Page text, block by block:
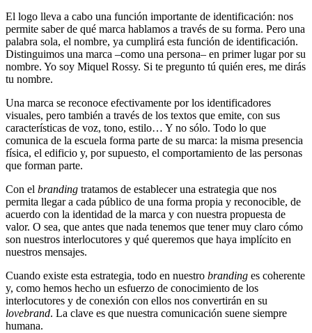
El logo lleva a cabo una función importante de identificación: nos
permite saber de qué marca hablamos a través de su forma. Pero una
palabra sola, el nombre, ya cumplirá esta función de identificación.
Distinguimos una marca –como una persona– en primer lugar por su
nombre. Yo soy Miquel Rossy. Si te pregunto tú quién eres, me dirás
tu nombre.
Una marca se reconoce efectivamente por los identificadores
visuales, pero también a través de los textos que emite, con sus
características de voz, tono, estilo… Y no sólo. Todo lo que
comunica de la escuela forma parte de su marca: la misma presencia
física, el edificio y, por supuesto, el comportamiento de las personas
que forman parte.
Con el branding tratamos de establecer una estrategia que nos
permita llegar a cada público de una forma propia y reconocible, de
acuerdo con la identidad de la marca y con nuestra propuesta de
valor. O sea, que antes que nada tenemos que tener muy claro cómo
son nuestros interlocutores y qué queremos que haya implícito en
nuestros mensajes.
Cuando existe esta estrategia, todo en nuestro branding es coherente
y, como hemos hecho un esfuerzo de conocimiento de los
interlocutores y de conexión con ellos nos convertirán en su
lovebrand. La clave es que nuestra comunicación suene siempre
humana.